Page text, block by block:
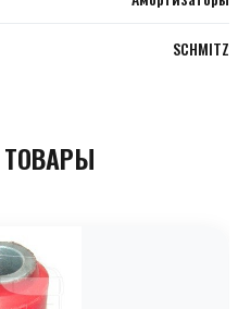
SCHMITZ